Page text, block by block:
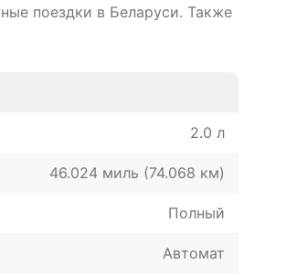
поездки в Беларуси. Также
2.0 л
46.024 миль (74.068 км)
Полный
Автомат